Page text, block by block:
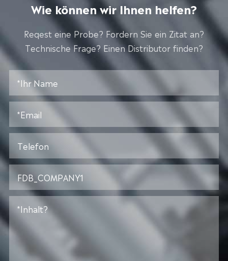
Wie können wir Ihnen helfen?
Reqest eine Probe? Fordern Sie ein Zitat an?
Technische Frage? Einen Distributor finden?